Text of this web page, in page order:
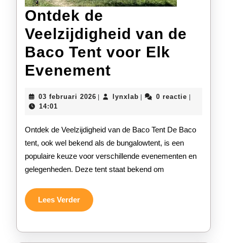
Ontdek de
Veelzijdigheid van de
Baco Tent voor Elk
Evenement
Veelzijdigheid
van
de
Baco
Evenement
03 februari 2026 03
lynxlablynxlab0 reactie
14:01
Ontdek de Veelzijdigheid van de Baco Tent De Baco
tent, ook wel bekend als de bungalowtent, is een
populaire keuze voor verschillende evenementen en
gelegenheden. Deze tent staat bekend om
Lees VerderLees
Verder